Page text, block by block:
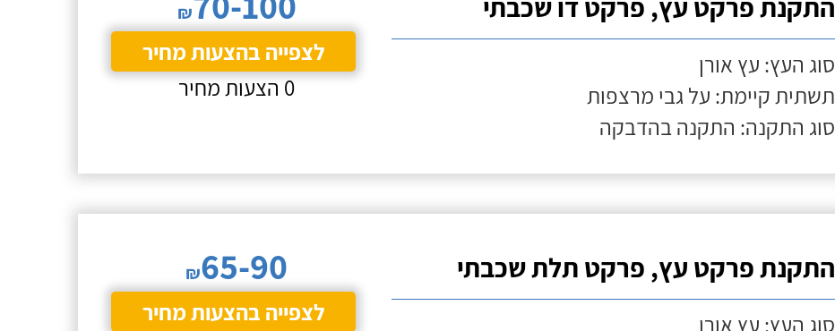
התקנת פרקט עץ, פרקט דו שכבתי
סוג העץ: עץ אורן
תשתית קיימת: על גבי מרצפות
סוג התקנה: התקנה בהדבקה
₪
לצפייה בהצעות מחיר
0 הצעות מחיר
התקנת פרקט עץ, פרקט תלת שכבתי
סוג העץ: עץ אורן
₪65-90
לצפייה בהצעות מחיר